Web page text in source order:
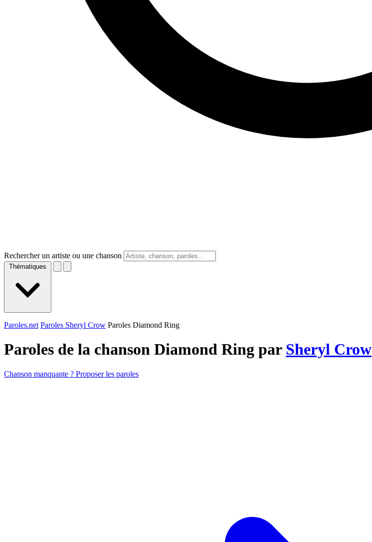
Rechercher un artiste ou une chanson
Thématiques
Paroles.net Paroles Sheryl Crow Paroles Diamond Ring
Paroles de la chanson Diamond Ring par Sheryl Crow
Chanson manquante ? Proposer les paroles